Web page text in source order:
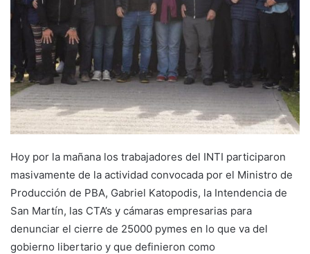
Hoy por la mañana los trabajadores del INTI participaron
masivamente de la actividad convocada por el Ministro de
Producción de PBA, Gabriel Katopodis, la Intendencia de
San Martín, las CTA’s y cámaras empresarias para
denunciar el cierre de 25000 pymes en lo que va del
gobierno libertario y que definieron como